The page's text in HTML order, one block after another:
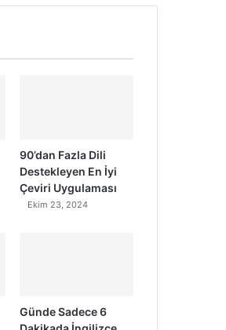
90’dan Fazla Dili
Destekleyen En İyi
Çeviri Uygulaması
Ekim 23, 2024
Günde Sadece 6